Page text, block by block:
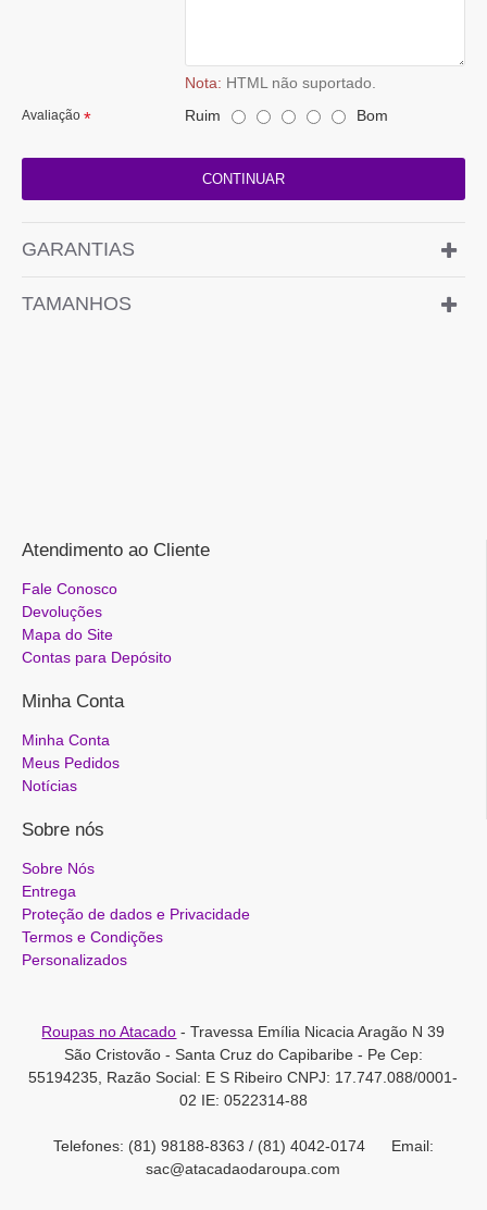
Nota: HTML não suportado.
Avaliação Ruim Bom
CONTINUAR
GARANTIAS
TAMANHOS
Atendimento ao Cliente
Fale Conosco
Devoluções
Mapa do Site
Contas para Depósito
Minha Conta
Minha Conta
Meus Pedidos
Notícias
Sobre nós
Sobre Nós
Entrega
Proteção de dados e Privacidade
Termos e Condições
Personalizados
Roupas no Atacado - Travessa Emília Nicacia Aragão N 39
São Cristovão - Santa Cruz do Capibaribe - Pe Cep:
55194235, Razão Social: E S Ribeiro CNPJ: 17.747.088/0001-
02 IE: 0522314-88
Telefones: (81) 98188-8363 / (81) 4042-0174 Email:
sac@atacadaodaroupa.com